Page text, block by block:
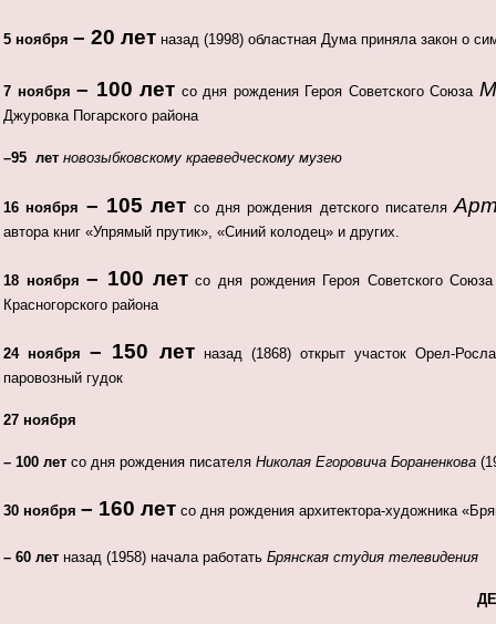
5 ноября – 20 лет назад (1998) областная Дума приняла закон о
7 ноября – 100 лет со дня рождения Героя Советского Союза
Джуровка Погарского района
–95 лет новозыбковскому краеведческому музею
16 ноября – 105 лет со дня рождения детского писателя
автора книг «Упрямый прутик», «Синий колодец» и других.
18 ноября– 100 летсо дня рождения Героя Советского
Красногорского района
24 ноября– 150 летназад (1868) открыт участок Орел-
паровозный гудок
27 ноября
– 100 лет со дня рождения писателя Николая Егоровича Бораненкова
30 ноября – 160 лет со дня рождения архитектора-художника
– 60 лет назад (1958) начала работать Брянская студия телевидения